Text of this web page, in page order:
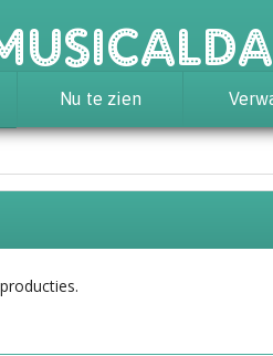
Nu te zien